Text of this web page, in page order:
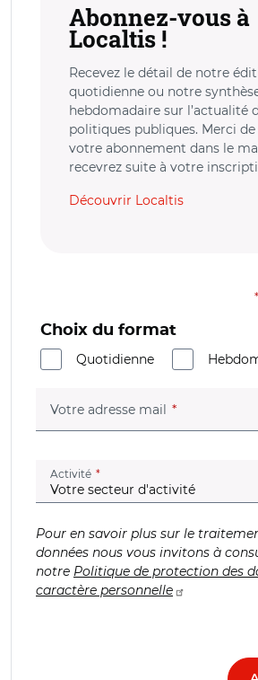
Abonnez-vous à
Localtis !
Recevez le détail de notre
quotidienne ou notre
hebdomadaire sur l’actualité
politiques publiques. Merci
votre abonnement dans le
recevrez suite à votre
Découvrir Localtis
*
Choix du format
Quotidienne
Votre adresse mail (champ
Activité (champ obligatoire)
Pour en savoir plus sur le
données nous vous invitons à
notre Politique de protection des
caractère personnelle